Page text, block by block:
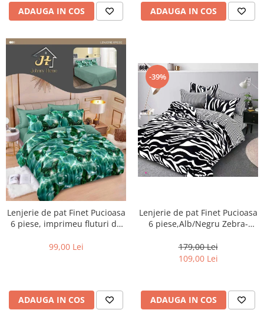
ADAUGA IN COS ADAUGA IN COS
Lenjerie de pat Finet Pucioasa
6 piese, imprimeu fluturi de
99,00 Lei
ADAUGA IN COS
-39%
Lenjerie de pat Finet Pucioasa
6 piese,Alb/Negru Zebra-
179,00 Lei
109,00 Lei
ADAUGA IN COS